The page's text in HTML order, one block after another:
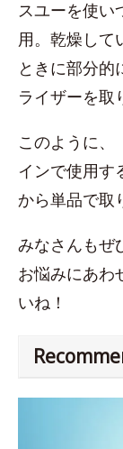
スユーを使い
用。乾燥して
ときに部分的
ライザーを取
このように、
インで使用す
から単品で取
みなさんもぜ
お悩みにあわ
いね！